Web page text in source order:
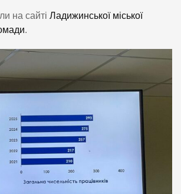
на сайті Ладижинської міської
.